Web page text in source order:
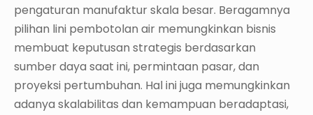
pengaturan manufaktur skala besar. Beragamnya
pilihan lini pembotolan air memungkinkan bisnis
membuat keputusan strategis berdasarkan
sumber daya saat ini, permintaan pasar, dan
proyeksi pertumbuhan. Hal ini juga memungkinkan
adanya skalabilitas dan kemampuan beradaptasi,